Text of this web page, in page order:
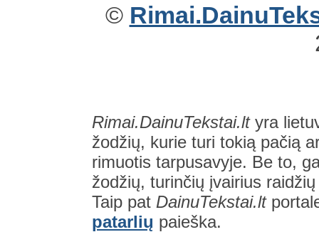
©
Rimai.DainuTekstai.ltyra
žodžių, kurie turi tokią pačią
rimuotis tarpusavyje. Be to,
žodžių, turinčių įvairius
Taip pat DainuTekstai.lt
patarlių paieška.